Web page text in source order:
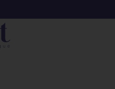
OFFERT AVEC